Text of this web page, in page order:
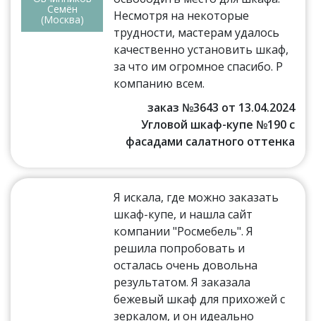
Семён
(Москва)
Несмотря на некоторые
трудности, мастерам удалось
качественно установить шкаф,
за что им огромное спасибо. Р
компанию всем.
заказ №3643 от 13.04.2024
Угловой шкаф-купе №190 с
фасадами салатного оттенка
Я искала, где можно заказать
шкаф-купе, и нашла сайт
компании "Росмебель". Я
решила попробовать и
осталась очень довольна
результатом. Я заказала
бежевый шкаф для прихожей с
зеркалом, и он идеально